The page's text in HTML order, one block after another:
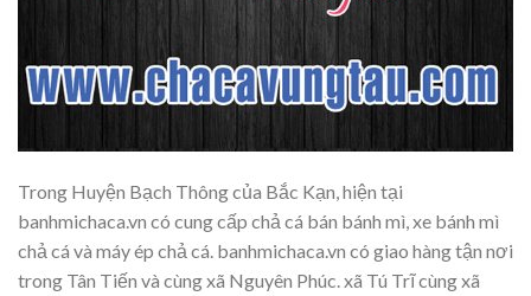
Trong Huyện Bạch Thông của Bắc Kạn, hiện tại
banhmichaca.vn có cung cấp chả cá bán bánh mì, xe bánh mì
chả cá và máy ép chả cá. banhmichaca.vn có giao hàng tận nơi
trong Tân Tiến và cùng xã Nguyên Phúc. xã Tú Trĩ cùng xã